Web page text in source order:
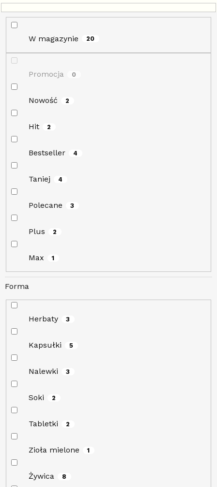
d
u
k
w
W magazynie 20
Promocja 0
Nowość 2
Hit 2
Bestseller 4
Taniej 4
Polecane 3
Plus 2
Max 1
Forma
Herbaty 3
Kapsułki 5
Nalewki 3
Soki 2
Tabletki 2
Zioła mielone 1
Żywica 8